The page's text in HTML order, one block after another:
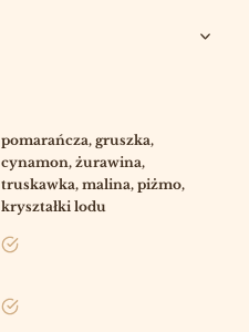
pomarańcza, gruszka,
cynamon, żurawina,
truskawka, malina, piżmo,
kryształki lodu
tak
tak